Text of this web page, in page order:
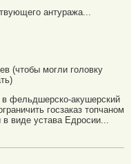
антуража...
(чтобы могли головку
в фельдшерско-акушерский
госзаказ топчаном
виде устава Едросии...